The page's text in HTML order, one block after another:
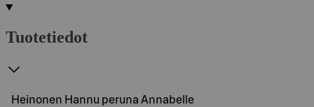
Tuotetiedot
Heinonen Hannu peruna Annabelle